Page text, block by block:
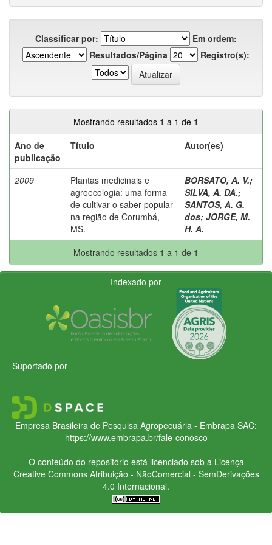
Classificar por:
Em ordem:
Resultados/Página
Registro(s):
Mostrando resultados 1 a 1 de 1
Ano de
publicação
Título Autor(es)
2009
Plantas medicinais e
agroecologia: uma forma
de cultivar o saber popular
na região de Corumbá,
MS.
BORSATO, A. V.;
SILVA, A. DA.;
SANTOS, A. G.
dos; JORGE, M.
H. A.
Mostrando resultados 1 a 1 de 1
Indexado por
Suportado por
Empresa Brasileira de Pesquisa Agropecuária - Embrapa SAC:
https://www.embrapa.br/fale-conosco
O conteúdo do repositório está licenciado sob a Licença
Creative CommonsAtribuição - NãoComercial - SemDerivações
4.0 Internacional.